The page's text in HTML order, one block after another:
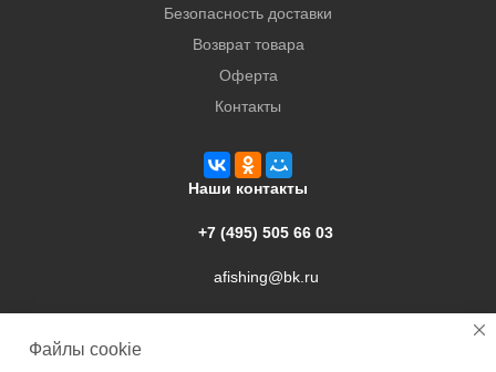
Безопасность доставки
Возврат товара
Оферта
Контакты
Наши контакты
+7 (495) 505 66 03
afishing@bk.ru
Файлы cookie